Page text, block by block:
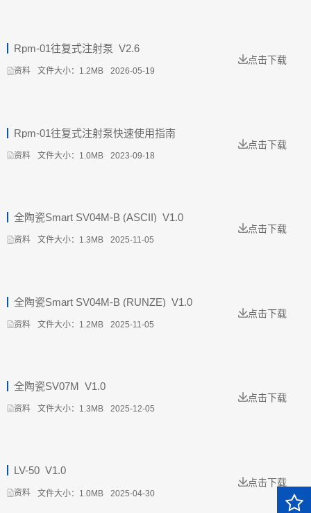
资料
Rpm-01往复式注射泵_V2.6
文件大小：1.2MB 2026-05-19
点击下载
资料
Rpm-01往复式注射泵快速使用指南
文件大小：1.0MB 2023-09-18
点击下载
资料
全陶瓷Smart SV04M-B (ASCII)_V1.0
文件大小：1.3MB 2025-11-05
点击下载
资料
全陶瓷Smart SV04M-B (RUNZE)_V1.0
文件大小：1.2MB 2025-11-05
点击下载
资料
全陶瓷SV07M_V1.0
文件大小：1.3MB 2025-12-05
点击下载
资料
LV-50_V1.0
文件大小：1.0MB 2025-04-30
点击下载